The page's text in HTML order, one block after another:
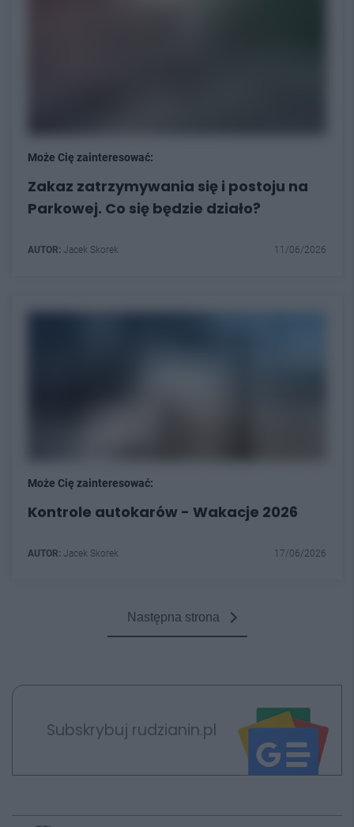
Może Cię zainteresować:
Zakaz zatrzymywania się i postoju na
Parkowej. Co się będzie działo?
AUTOR: Jacek Skorek 11/06/2026
Może Cię zainteresować:
Kontrole autokarów - Wakacje 2026
AUTOR: Jacek Skorek 17/06/2026
Następna strona
Subskrybuj rudzianin.pl